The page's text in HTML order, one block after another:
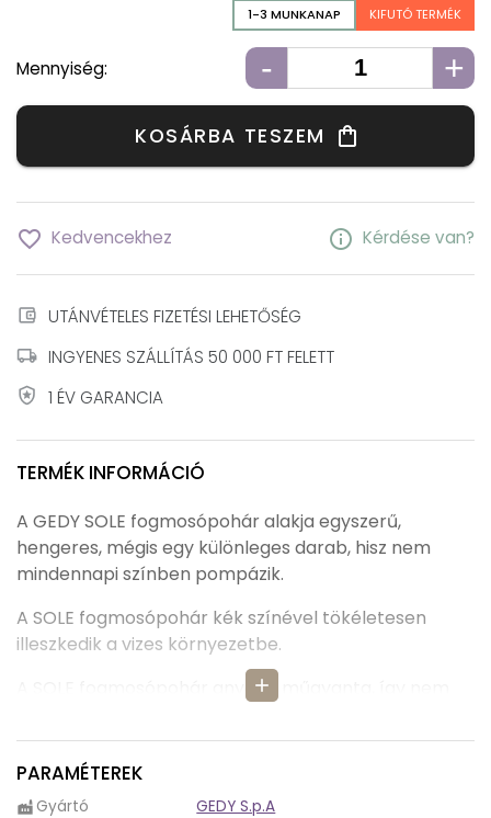
1-3 MUNKANAP KIFUTÓ TERMÉK
Mennyiség: - +
KOSÁRBA TESZEM shopping_bag
favorite_border Kedvencekhez info Kérdése van?
account_balance_wallet UTÁNVÉTELES FIZETÉSI LEHETŐSÉG
local_shipping INGYENES SZÁLLÍTÁS 50 000 FT FELETT
local_police 1 ÉV GARANCIA
TERMÉK INFORMÁCIÓ
add
A GEDY SOLE fogmosópohár alakja egyszerű,
hengeres, mégis egy különleges darab, hisz nem
mindennapi színben pompázik.
A SOLE fogmosópohár kék színével tökéletesen
illeszkedik a vizes környezetbe.
A SOLE fogmosópohár anyaga műgyanta, így nem
egyszerű, csak öblítsük ki vízzel.
A SOLE fogmosópohár akár több fogkefét is tud
tárolni, így nagyobb családnak is megfelelő
PARAMÉTEREK
factory Gyártó GEDY S.p.A